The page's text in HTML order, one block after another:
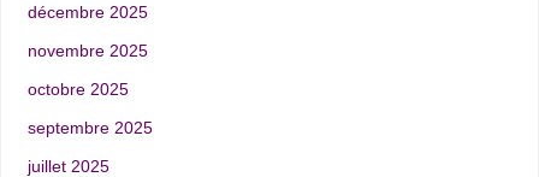
décembre 2025
novembre 2025
octobre 2025
septembre 2025
juillet 2025